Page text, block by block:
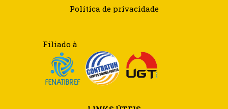
Política de privacidade
Filiado à